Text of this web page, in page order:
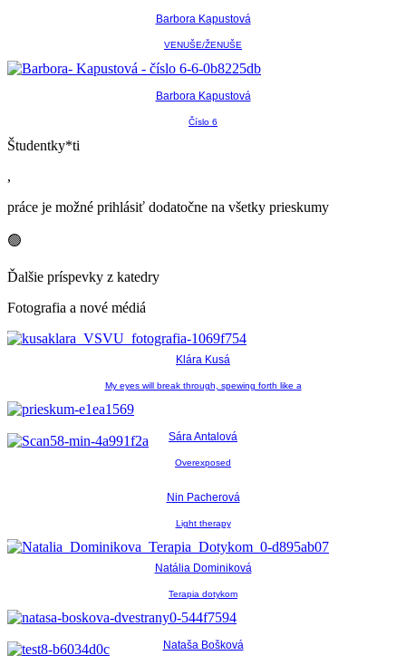
Barbora Kapustová
VENUŠE/ŽENUŠE
Barbora Kapustová
Číslo 6
Študentky*ti
,
práce je možné prihlásiť dodatočne na všetky prieskumy
🟢
Ďalšie príspevky z katedry
Fotografia a nové médiá
Klára Kusá
My eyes will break through, spewing forth like a
Sára Antalová
Overexposed
Nin Pacherová
Light therapy
Natália Dominiková
Terapia dotykom
Nataša Bošková